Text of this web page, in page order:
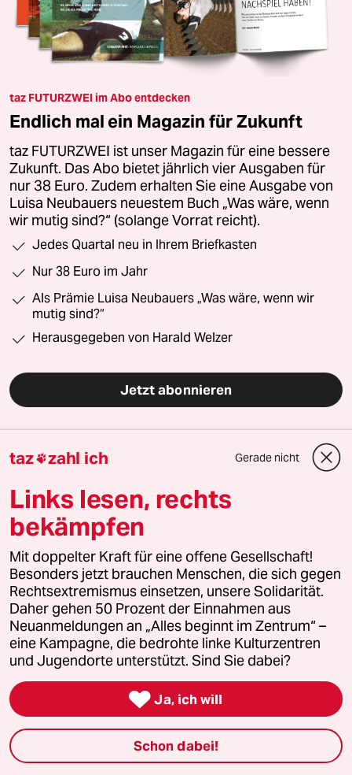
taz FUTURZWEI im Abo entdecken
Endlich mal ein Magazin für Zukunft
taz FUTURZWEI ist unser Magazin für eine bessere
Zukunft. Das Abo bietet jährlich vier Ausgaben für
nur 38 Euro. Zudem erhalten Sie eine Ausgabe von
Luisa Neubauers neuestem Buch „Was wäre, wenn
wir mutig sind?“ (solange Vorrat reicht).
Jedes Quartal neu in Ihrem Briefkasten
Nur 38 Euro im Jahr
Als Prämie Luisa Neubauers „Was wäre, wenn wir
mutig sind?“
Herausgegeben von Harald Welzer
Jetzt abonnieren
0 Kommentare
Die Kommentarfunktion unter diesem Artikel ist
geschlossen.
Wir öffnen die Kommentarspalte bei ausgewählten
Artikeln für etwa drei Tage – hier sind sie zu finden .
meistkommentiert
1 AfD-Wählen als Triebabfuhr
taz zahl ich Gerade nicht
Links lesen, rechts
bekämpfen
Mit doppelter Kraft für eine offene Gesellschaft!
Besonders jetzt brauchen Menschen, die sich gegen
Rechtsextremismus einsetzen, unsere Solidarität.
Daher gehen 50 Prozent der Einnahmen aus
Neuanmeldungen an „Alles beginnt im Zentrum“ –
eine Kampagne, die bedrohte linke Kulturzentren
und Jugendorte unterstützt. Sind Sie dabei?
 Ja, ich will
Schon dabei!